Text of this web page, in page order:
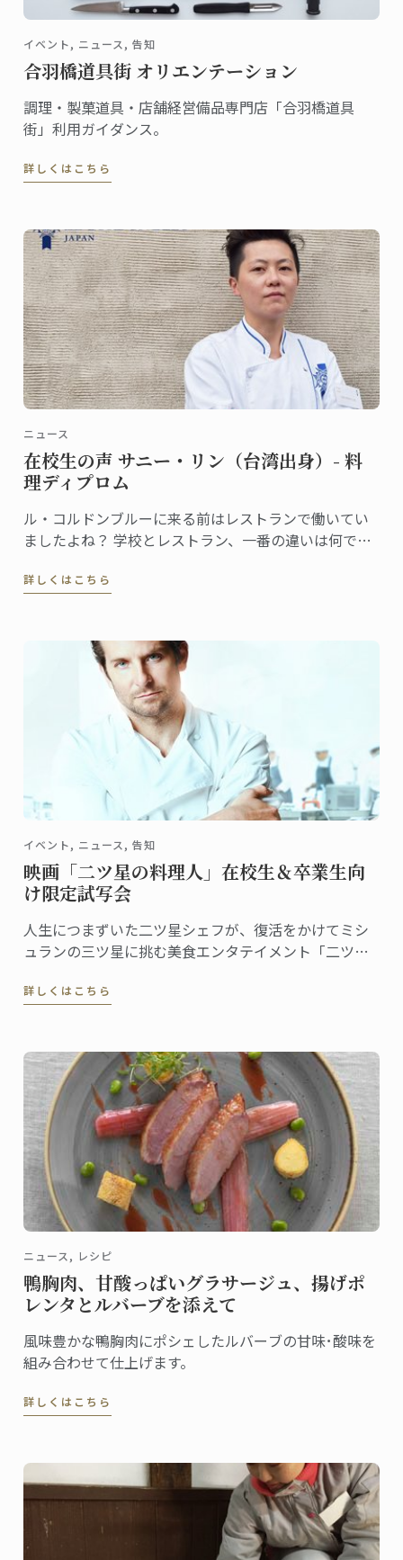
イベント, ニュース, 告知
合羽橋道具街 オリエンテーション
調理・製菓道具・店舗経営備品専門店「合羽橋道具
街」利用ガイダンス。
詳しくはこちら
ニュース
在校生の声 サニー・リン（台湾出身）- 料
理ディプロム
ル・コルドンブルーに来る前はレストランで働いてい
ましたよね？ 学校とレストラン、一番の違いは何です
詳しくはこちら
イベント, ニュース, 告知
映画「二ツ星の料理人」在校生＆卒業生向
け限定試写会
人生につまずいた二ツ星シェフが、復活をかけてミシ
ュランの三ツ星に挑む美食エンタテイメント「二ツ星
詳しくはこちら
ニュース, レシピ
鴨胸肉、甘酸っぱいグラサージュ、揚げポ
レンタとルバーブを添えて
風味豊かな鴨胸肉にポシェしたルバーブの甘味･酸味を
組み合わせて仕上げます。
詳しくはこちら